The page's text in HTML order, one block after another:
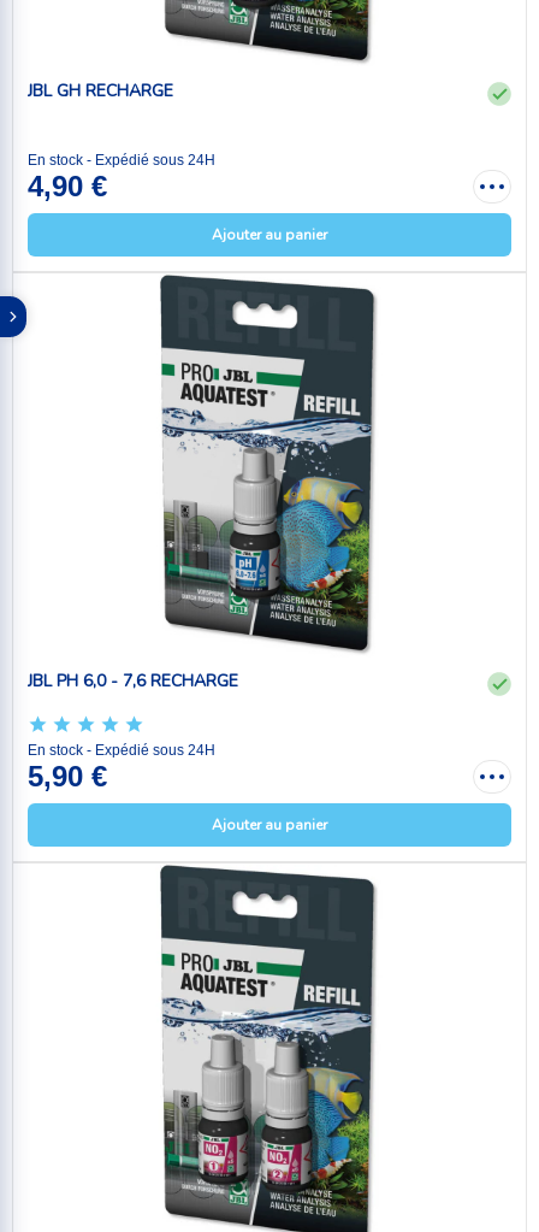
JBL GH RECHARGE
En stock - Expédié sous 24H
4,90 €
Ajouter au panier
JBL PH 6,0 - 7,6 RECHARGE
En stock - Expédié sous 24H
5,90 €
Ajouter au panier